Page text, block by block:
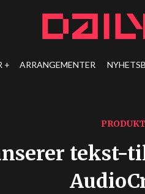
ARRANGEMENTER
PRODUKT
tekst-